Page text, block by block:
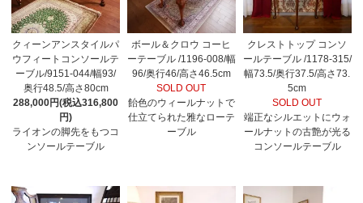
クィーンアンスタイルパ
ウフィートコンソールテ
ーブル/9151-044/幅93/
奥行48.5/高さ80cm
288,000円(税込316,800
円)
ライオンの脚先をもつコ
ンソールテーブル
ボール＆クロウ コーヒ
ーテーブル /1196-008/幅
96/奥行46/高さ46.5cm
SOLD OUT
飴色のウィールナットで
仕立てられた雅なローテ
ーブル
クレストトップ コンソ
ールテーブル /1178-315/
幅73.5/奥行37.5/高さ73.
5cm
SOLD OUT
端正なシルエットにウォ
ールナットの古艶が光る
コンソールテーブル